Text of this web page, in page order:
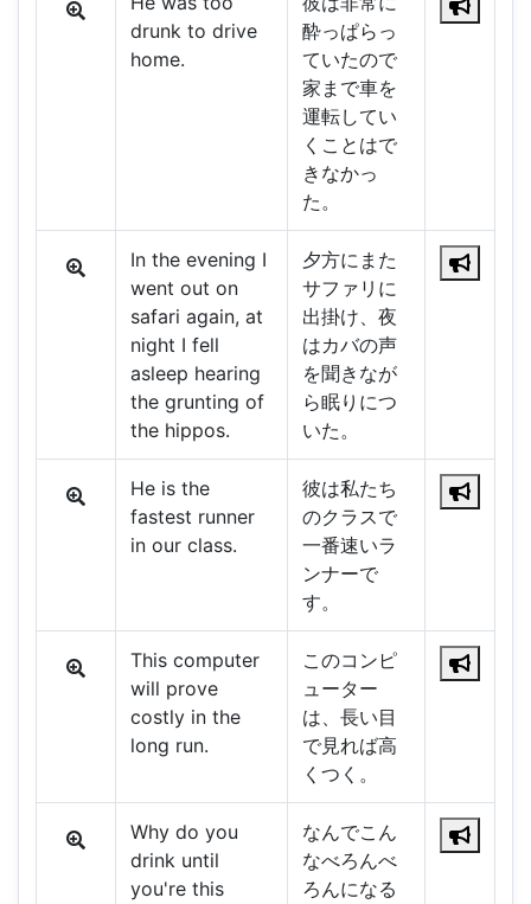
drunk to drive
home.
酔っぱらっ
ていたので
家まで車を
運転してい
くことはで
きなかっ
た。
In the evening I
went out on
safari again, at
night I fell
asleep hearing
the grunting of
the hippos.
夕方にまた
サファリに
出掛け、夜
はカバの声
を聞きなが
ら眠りにつ
いた。
He is the
fastest runner
in our class.
彼は私たち
のクラスで
一番速いラ
ンナーで
す。
This computer
will prove
costly in the
long run.
このコンピ
ューター
は、長い目
で見れば高
くつく。
Why do you
drink until
you're this
なんでこん
なべろんべ
ろんになる